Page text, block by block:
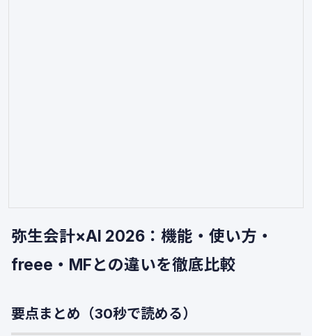
弥生会計×AI 2026：機能・使い方・
freee・MFとの違いを徹底比較
要点まとめ（30秒で読める）